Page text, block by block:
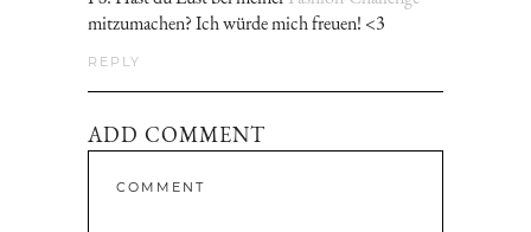
mitzumachen? Ich würde mich freuen! <3
REPLY
ADD COMMENT